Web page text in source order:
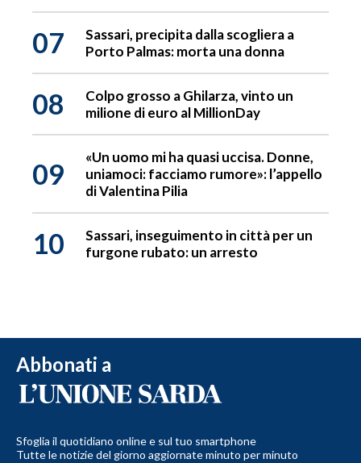
07
Sassari, precipita dalla scogliera a
Porto Palmas: morta una donna
08
Colpo grosso a Ghilarza, vinto un
milione di euro al MillionDay
09
«Un uomo mi ha quasi uccisa. Donne,
uniamoci: facciamo rumore»: l’appello
di Valentina Pilia
10
Sassari, inseguimento in città per un
furgone rubato: un arresto
Abbonati a
Sfoglia il quotidiano online e sul tuo smartphone
Tutte le notizie del giorno aggiornate minuto per minuto